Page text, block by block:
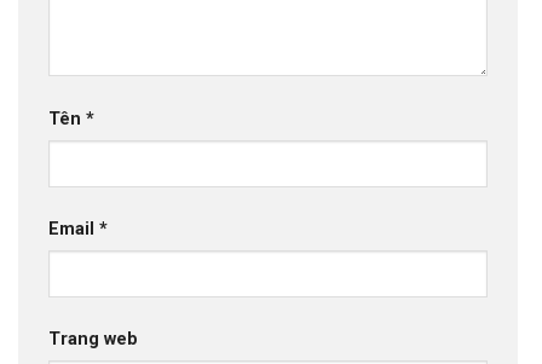
Tên *
Email *
Trang web